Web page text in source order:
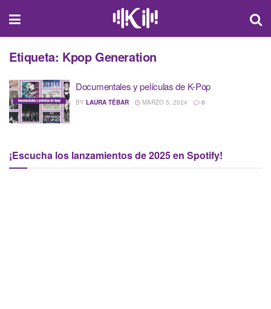
Etiqueta: Kpop Generation
Documentales y películas de K-Pop
BY LAURA TÉBAR MARZO 5, 2024 0
¡Escucha los lanzamientos de 2025 en Spotify!